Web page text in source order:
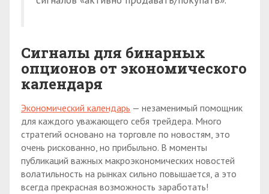
Сигналы для бинарных
опционов от экономического
календаря
Экономический календарь — незаменимый помощник
для каждого уважающего себя трейдера. Много
стратегий основано на торговле по новостям, это
очень рискованно, но прибыльно. В моменты
публикаций важных макроэкономических новостей
волатильность на рынках сильно повышается, а это
всегда прекрасная возможность заработать!